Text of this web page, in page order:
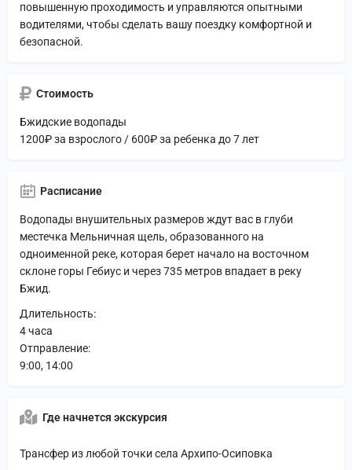
повышенную проходимость и управляются опытными
водителями, чтобы сделать вашу поездку комфортной и
безопасной.
Стоимость
Бжидские водопады
1200₽ за взрослого / 600₽ за ребенка до 7 лет
Расписание
Водопады внушительных размеров ждут вас в глуби
местечка Мельничная щель, образованного на
одноименной реке, которая берет начало на восточном
склоне горы Гебиус и через 735 метров впадает в реку
Бжид.
Длительность:
4 часа
Отправление:
9:00, 14:00
Где начнется экскурсия
Трансфер из любой точки села Архипо-Осиповка